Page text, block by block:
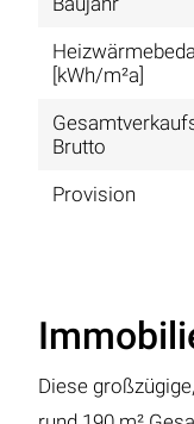
[kWh/m²a]
Brutto
Provision
Diese